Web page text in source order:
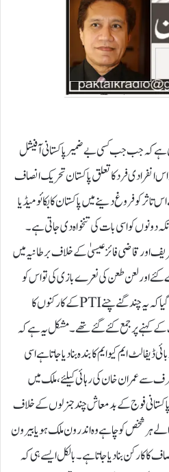
ہے کہ جب جب کسی بے ضمیر پاکستانی آفیشل
انفرادی فرد کا تعلق پاکستان تحریک انصاف
کو فروغ دینے میں پاکستان کا بکائو میڈیا
دونوں کو اسی بات کی تنخواہ دی جاتی ہے۔
اور قاضی فائز عیسیٰ کے خلاف برطانیہ میں
اور لعن طعن کی نعرے بازی کی تو اس کو
بھی عوامی ردعمل کہنے کے بجائے یہ کہا گیا کہ یہ چند گنے چنے PTIکے کارکنوں کا
کے کہنے پر جمع کئے گئے تھے۔ مشکل یہ ہے کہ
ایم کیو ایم کا بندہ بنا دیاجاتا ہے اسی
عمران خان کی رہائی کیلئے، ملک میں
فوج کے بدمعاش چند جنرلوں کے خلاف
ہر شخص کو چاہے وہ اندرون ملک ہو یا بیرون
کا کارکن بنا دیا جاتا ہے۔ بالکل ایسے ہی کہ